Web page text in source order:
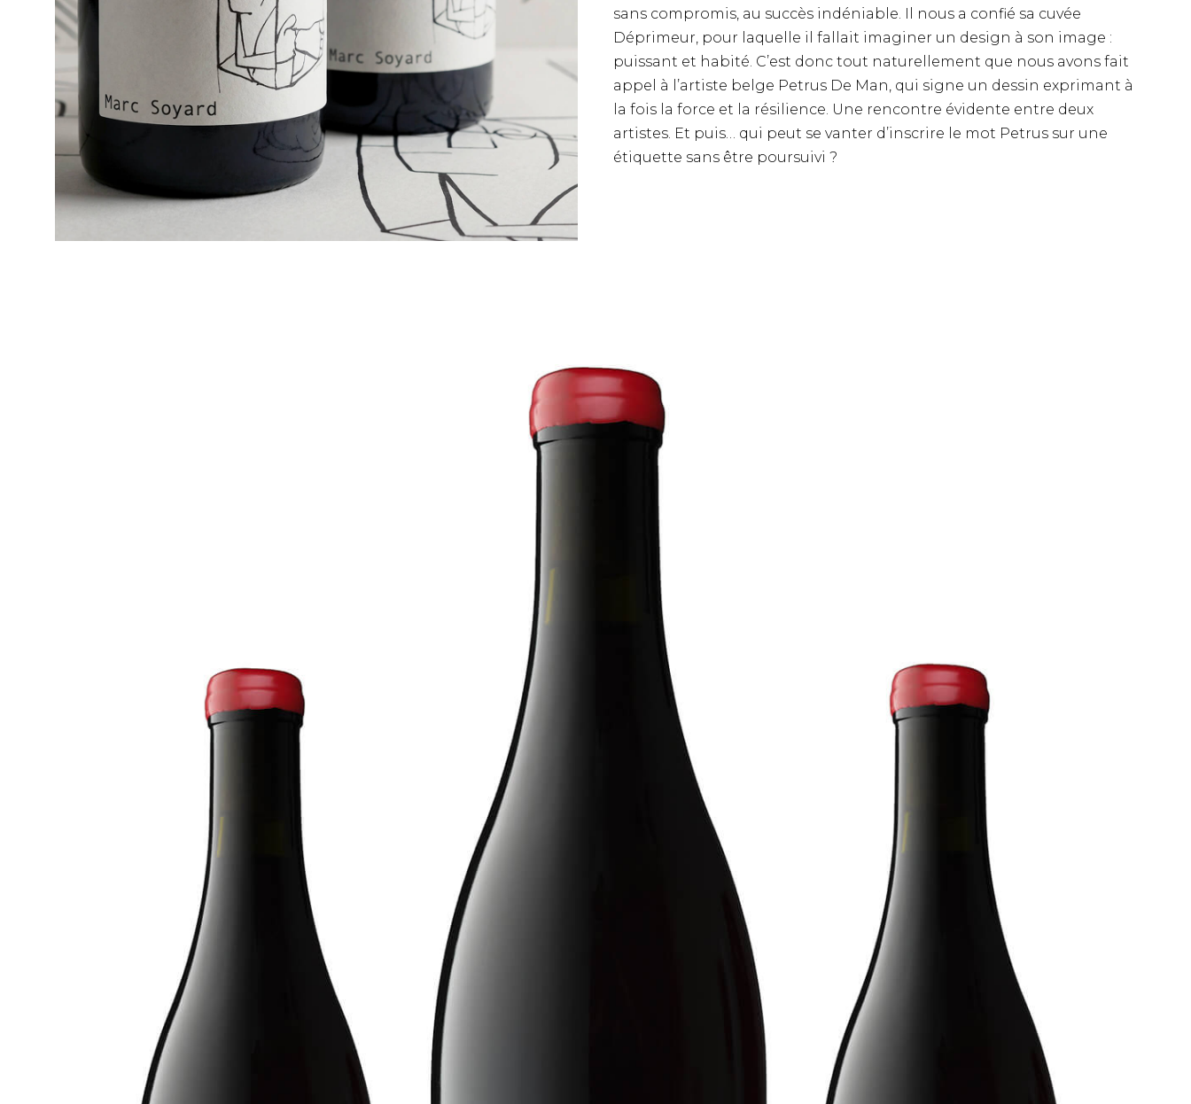
sans compromis, au succès indéniable. Il nous a confié sa cuvée
Déprimeur, pour laquelle il fallait imaginer un design à son image :
puissant et habité. C’est donc tout naturellement que nous avons fait
appel à l’artiste belge Petrus De Man, qui signe un dessin exprimant à
la fois la force et la résilience. Une rencontre évidente entre deux
artistes. Et puis… qui peut se vanter d’inscrire le mot Petrus sur une
étiquette sans être poursuivi ?